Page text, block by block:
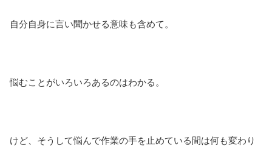
自分自身に言い聞かせる意味も含めて。
悩むことがいろいろあるのはわかる。
けど、そうして悩んで作業の手を止めている間は何も変わり